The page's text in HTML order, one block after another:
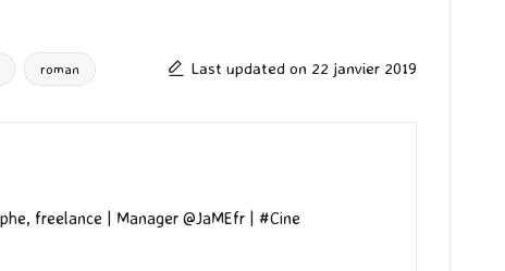
roman Last updated on 22 janvier 2019
freelance | Manager @JaMEfr | #Cine